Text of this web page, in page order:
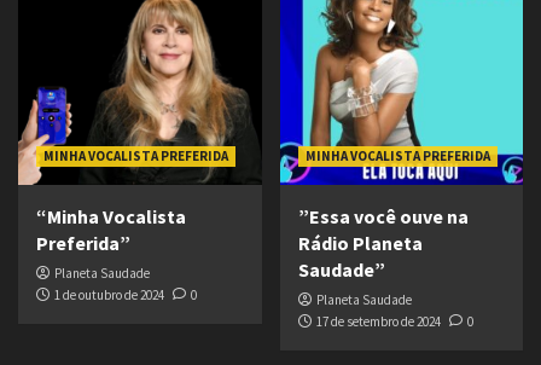
MINHA VOCALISTA PREFERIDA
“Minha Vocalista
Preferida”
Planeta Saudade
1 de outubro de 2024
0
MINHA VOCALISTA PREFERIDA
”Essa você ouve na
Rádio Planeta
Saudade”
Planeta Saudade
17 de setembro de 2024
0